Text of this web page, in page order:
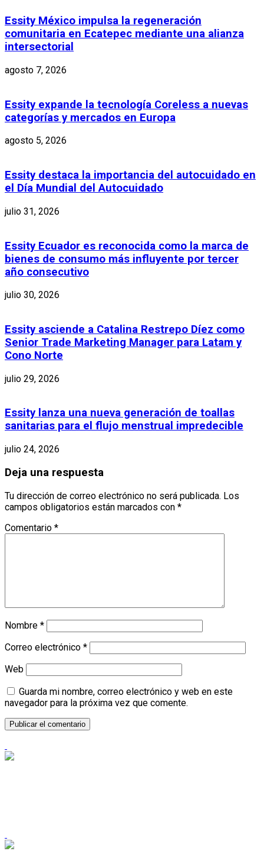
Essity México impulsa la regeneración
comunitaria en Ecatepec mediante una alianza
intersectorial
agosto 7, 2026
Essity expande la tecnología Coreless a nuevas
categorías y mercados en Europa
agosto 5, 2026
Essity destaca la importancia del autocuidado en
el Día Mundial del Autocuidado
julio 31, 2026
Essity Ecuador es reconocida como la marca de
bienes de consumo más influyente por tercer
año consecutivo
julio 30, 2026
Essity asciende a Catalina Restrepo Díez como
Senior Trade Marketing Manager para Latam y
Cono Norte
julio 29, 2026
Essity lanza una nueva generación de toallas
sanitarias para el flujo menstrual impredecible
julio 24, 2026
Deja una respuesta
Tu dirección de correo electrónico no será publicada. Los
campos obligatorios están marcados con *
Comentario *
Nombre *
Correo electrónico *
Web
Guarda mi nombre, correo electrónico y web en este
navegador para la próxima vez que comente.